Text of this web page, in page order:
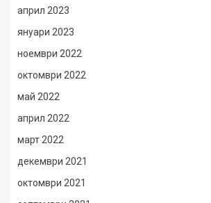
април 2023
януари 2023
ноември 2022
октомври 2022
май 2022
април 2022
март 2022
декември 2021
октомври 2021